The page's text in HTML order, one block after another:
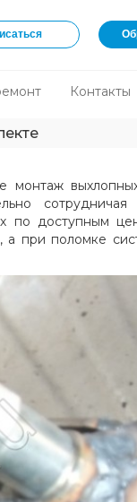
Контакты
монтаж
по доступным
а при поломке